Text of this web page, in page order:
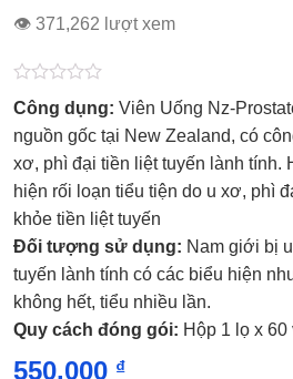
👁 371,262 lượt xem
Được
xếp
hạng
5
sao
Công dụng: Viên Uống Nz-
nguồn gốc tại New Zealand, có
xơ, phì đại tiền liệt tuyến lành tính.
hiện rối loạn tiểu tiện do u xơ, phì
khỏe tiền liệt tuyến
Đối tượng sử dụng: Nam giới bị
tuyến lành tính có các biểu hiện
không hết, tiểu nhiều lần.
Quy cách đóng gói: Hộp 1 lọ x 60
550.000 ₫